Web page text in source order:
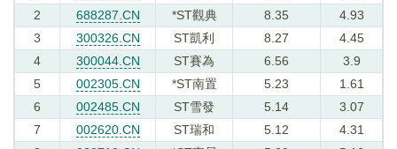
2
688287.CN *ST觀典 8.35
4.93
3
300326.CN ST凱利 8.27
4.45
4
300044.CN ST賽為 6.56
3.9
5
002305.CN *ST南置 5.23
1.61
6
002485.CN ST雪發 5.14
3.07
7
002620.CN ST瑞和 5.12
4.31